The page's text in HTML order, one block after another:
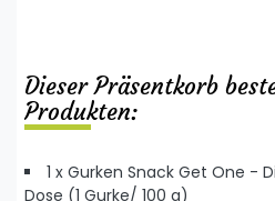
Dieser Präsentkorb
Produkten:
1 x Gurken Snack Get One -
Dose (1 Gurke/ 100 g)